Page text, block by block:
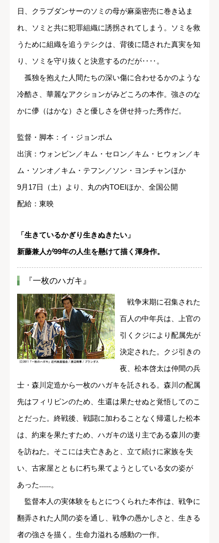
日、クラブダンサーのソミの母が麻薬密売に巻き込ま
れ、ソミと共に犯罪組織に誘拐されてしまう。ソミを救
うために組織を追うテシクは、背後に隠された真実を知
り、ソミを守り抜くと決意するのだが‥‥。
孤独を抱えた人間たちの深い傷に合わせるかのような
冷酷さ、華麗なアクションがみどころの本作。強さのな
かに儚（はかな）さと優しさを併せ持った秀作だ。
監督・脚本：イ・ジョンポム
出演：ウォンビン／キム・セロン／キム・ヒウォン／キ
ム・ソンオ／キム・テフン／ソン・ヨンチャンほか
9月17日（土）より、丸の内TOEIほか、全国公開
配給：東映
「生きているかぎり生きぬきたい」
新藤兼人が99年の人生を懸けて描く渾身作。
『一枚のハガキ』
戦争末期に召集された
百人の中年兵は、上官の
引くクジにより配属先が
決定された。クジ引きの
夜、松本啓太は仲間の兵
士・森川定造から一枚のハガキを託される。森川の配属
先はフィリピンのため、生還は果たせぬと覚悟してのこ
とだった。終戦後、戦闘に加わることなく帰還した松本
は、約束を果たすため、ハガキの送り主である森川の妻
を訪ねた。そこには夫亡きあと、立て続けに家族を失
い、古家屋とともに朽ち果てようとしている女の姿が
あった......。
監督本人の実体験をもとにつくられた本作は、戦争に
翻弄された人間の姿を通し、戦争の愚かしさと、生きる
者の強さを描く。生命力溢れる感動の一作。